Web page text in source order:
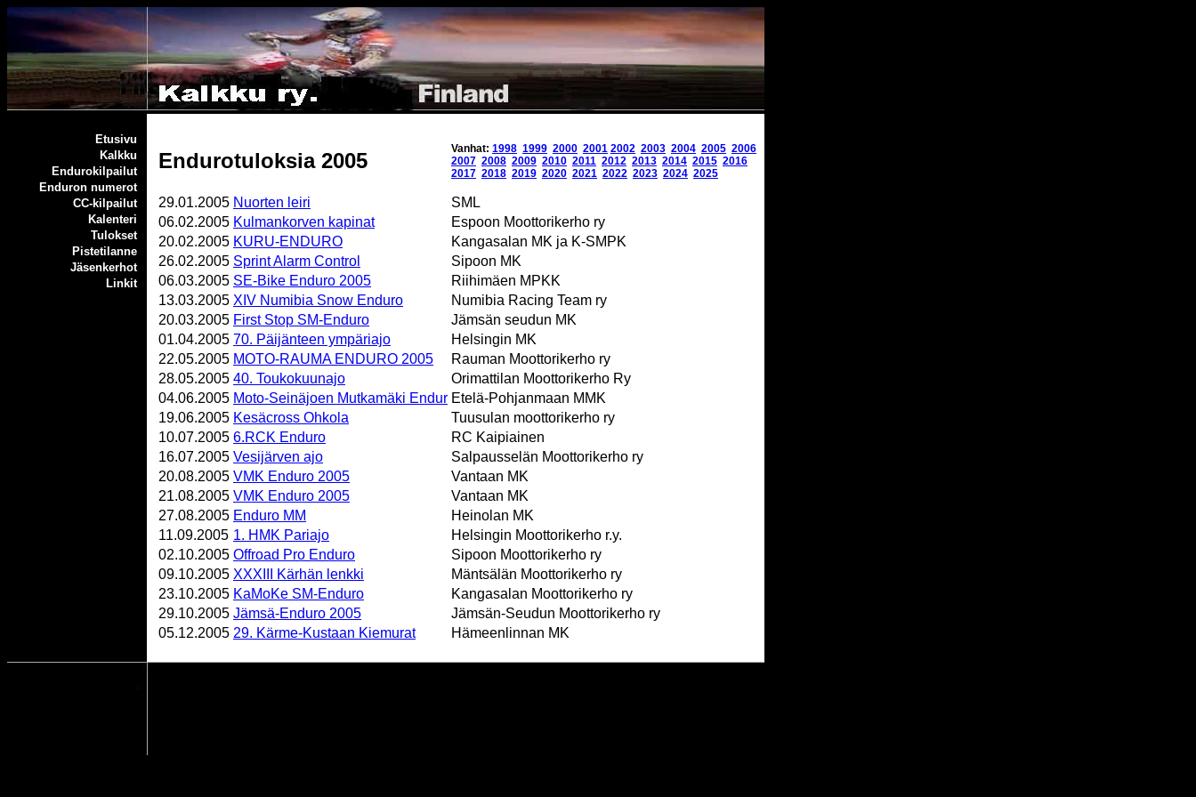
Etusivu
Kalkku
Endurokilpailut
Enduron numerot
CC-kilpailut
Kalenteri
Tulokset
Pistetilanne
Jäsenkerhot
Linkit
Endurotuloksia 2005 Vanhat: 1998 1999 2000 2001 2002 2003 2004 2005 2006
2007 2008 2009 2010 2011 2012 2013 2014 2015 2016
2017 2018 2019 2020 2021 2022 2023 2024 2025
29.01.2005 Nuorten leiri
SML
06.02.2005 Kulmankorven kapinat
Espoon Moottorikerho ry
20.02.2005 KURU-ENDURO
Kangasalan MK ja K-SMPK
26.02.2005 Sprint Alarm Control
Sipoon MK
06.03.2005 SE-Bike Enduro 2005
Riihimäen MPKK
13.03.2005 XIV Numibia Snow Enduro
Numibia Racing Team ry
20.03.2005 First Stop SM-Enduro
Jämsän seudun MK
01.04.2005 70. Päijänteen ympäriajo
Helsingin MK
22.05.2005 MOTO-RAUMA ENDURO 2005
Rauman Moottorikerho ry
28.05.2005 40. Toukokuunajo
Orimattilan Moottorikerho Ry
04.06.2005 Moto-Seinäjoen Mutkamäki Endur Etelä-Pohjanmaan MMK
19.06.2005 Kesäcross Ohkola
Tuusulan moottorikerho ry
10.07.2005 6.RCK Enduro
RC Kaipiainen
16.07.2005 Vesijärven ajo
Salpausselän Moottorikerho ry
20.08.2005 VMK Enduro 2005
Vantaan MK
21.08.2005 VMK Enduro 2005
Vantaan MK
27.08.2005 Enduro MM
Heinolan MK
11.09.2005 1. HMK Pariajo
Helsingin Moottorikerho r.y.
02.10.2005 Offroad Pro Enduro
Sipoon Moottorikerho ry
09.10.2005 XXXIII Kärhän lenkki
Mäntsälän Moottorikerho ry
23.10.2005 KaMoKe SM-Enduro
Kangasalan Moottorikerho ry
29.10.2005 Jämsä-Enduro 2005
Jämsän-Seudun Moottorikerho ry
05.12.2005 29. Kärme-Kustaan Kiemurat Hämeenlinnan MK